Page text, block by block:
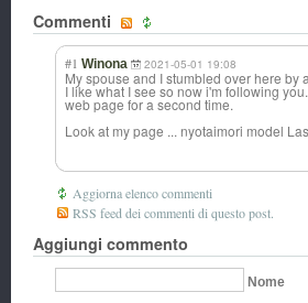
Commenti
#1 Winona 2021-05-01 19:08
My spouse and I stumbled over here
I like what I see so now i'm following
web page for a second time.
Look at my page ... nyotaimori model
Aggiorna elenco commenti
RSS feed dei commenti di questo post.
Aggiungi commento
Nome